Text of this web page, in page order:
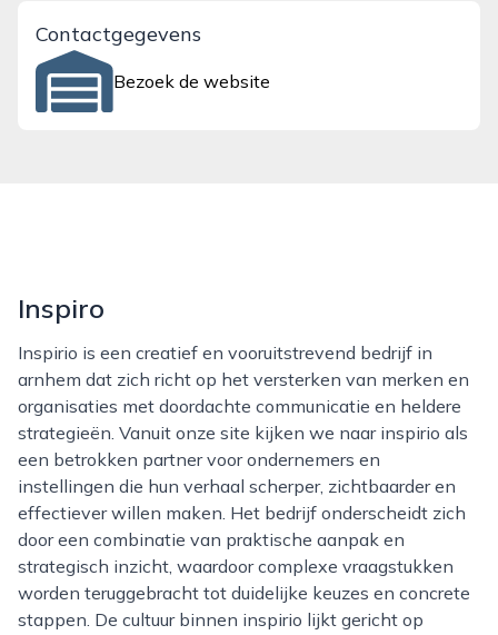
Contactgegevens
Bezoek de website
Inspiro
Inspirio is een creatief en vooruitstrevend bedrijf in
arnhem dat zich richt op het versterken van merken en
organisaties met doordachte communicatie en heldere
strategieën. Vanuit onze site kijken we naar inspirio als
een betrokken partner voor ondernemers en
instellingen die hun verhaal scherper, zichtbaarder en
effectiever willen maken. Het bedrijf onderscheidt zich
door een combinatie van praktische aanpak en
strategisch inzicht, waardoor complexe vraagstukken
worden teruggebracht tot duidelijke keuzes en concrete
stappen. De cultuur binnen inspirio lijkt gericht op